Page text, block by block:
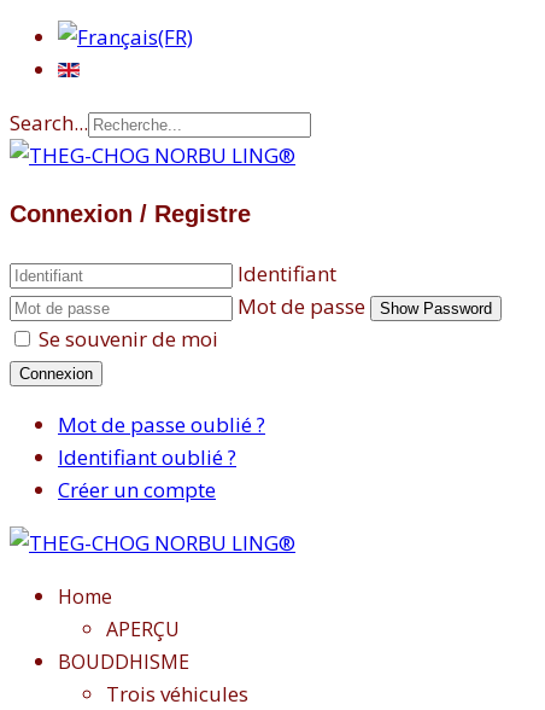
Search...
Connexion / Registre
Identifiant
Mot de passe
Show Password
Se souvenir de moi
Connexion
Mot de passe oublié ?
Identifiant oublié ?
Créer un compte
Home
APERÇU
BOUDDHISME
Trois véhicules